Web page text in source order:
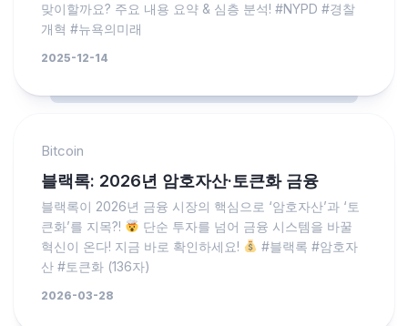
맞이할까요? 주요 내용 요약 & 심층 분석! #NYPD #경찰
개혁 #뉴욕의미래
2025-12-14
Bitcoin
블랙록: 2026년 암호자산·토큰화 금융
블랙록이 2026년 금융 시장의 핵심으로 ‘암호자산’과 ‘토
큰화’를 지목?!
단순 투자를 넘어 금융 시스템을 바꿀
혁신이 온다! 지금 바로 확인하세요!
#블랙록 #암호자
산 #토큰화 (136자)
2026-03-28